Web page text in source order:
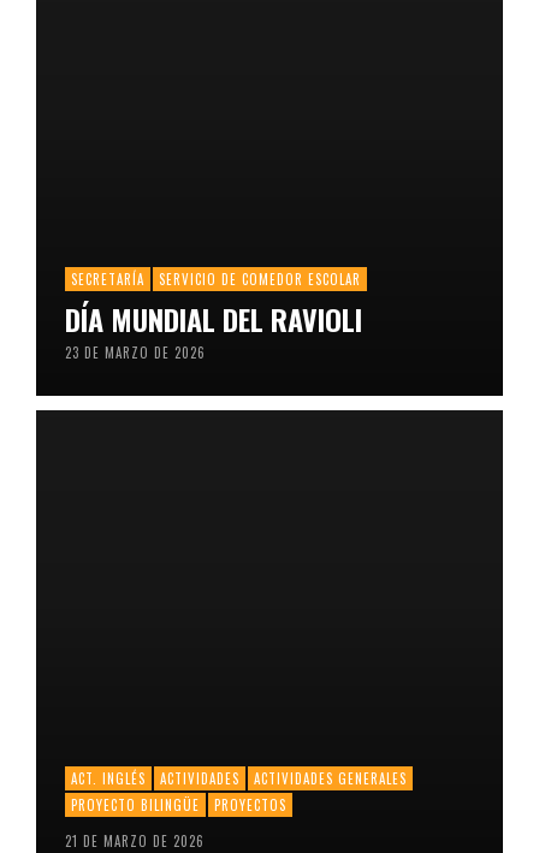
SECRETARÍA SERVICIO DE COMEDOR ESCOLAR
DÍA MUNDIAL DEL RAVIOLI
23 DE MARZO DE 2026
ACT. INGLÉS ACTIVIDADES
ACTIVIDADES GENERALES
PROYECTO BILINGÜE
PROYECTOS
21 DE MARZO DE 2026